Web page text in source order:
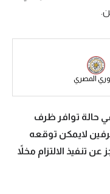
المصري
حالة توافر ظرف
لايمكن توقعه
تنفيذ الالتزام مخلاً